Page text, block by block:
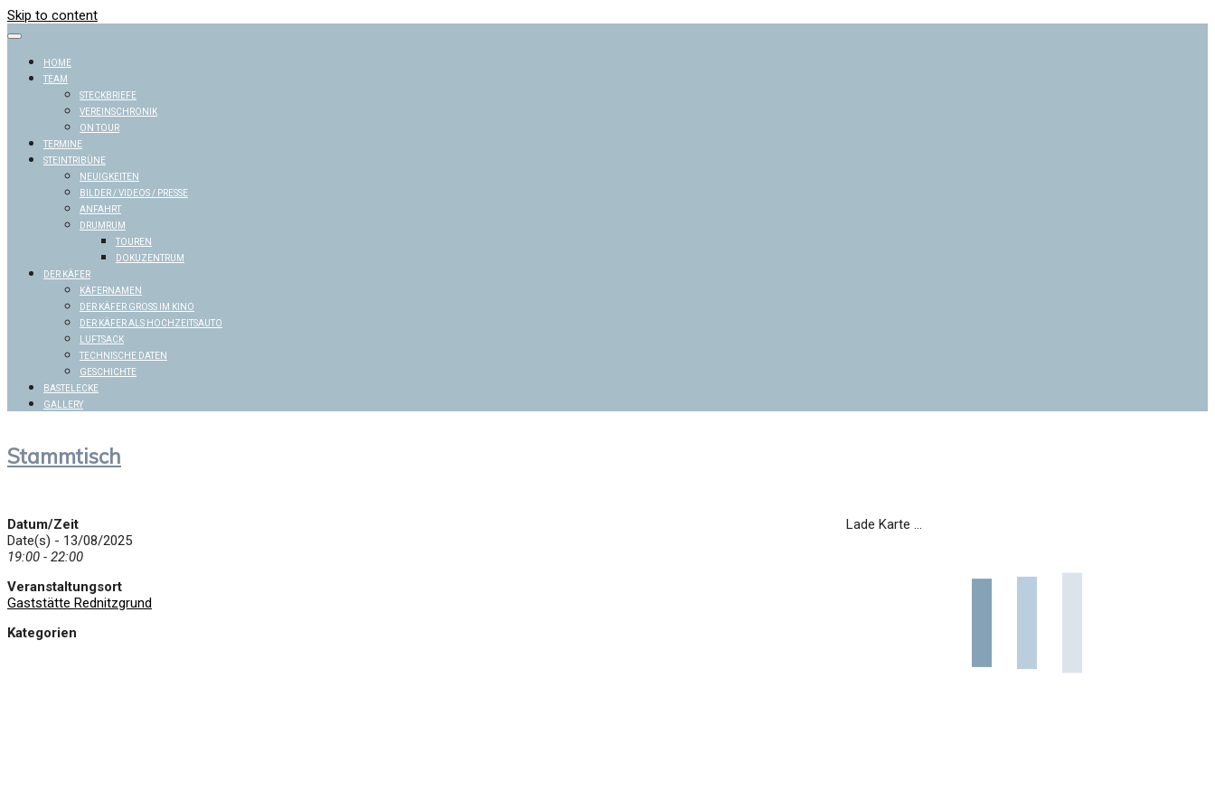
Skip to content
HOME
TEAM
STECKBRIEFE
VEREINSCHRONIK
ON TOUR
TERMINE
STEINTRIBÜNE
NEUIGKEITEN
BILDER / VIDEOS / PRESSE
ANFAHRT
DRUMRUM
TOUREN
DOKUZENTRUM
DER KÄFER
KÄFERNAMEN
DER KÄFER GROSS IM KINO
DER KÄFER ALS HOCHZEITSAUTO
LUFTSACK
TECHNISCHE DATEN
GESCHICHTE
BASTELECKE
GALLERY
Stammtisch
Lade Karte ...
Datum/Zeit
Date(s) - 13/08/2025
19:00 - 22:00
Veranstaltungsort
Gaststätte Rednitzgrund
Kategorien